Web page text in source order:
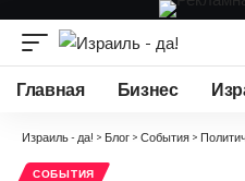
Главная Бизнес
Израиль - да! > Блог > События >
СОБЫТИЯ